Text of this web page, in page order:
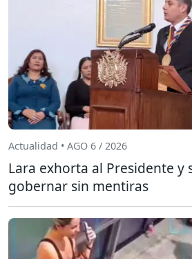
Actualidad • AGO 6 / 2026
Lara exhorta al Presidente y
gobernar sin mentiras